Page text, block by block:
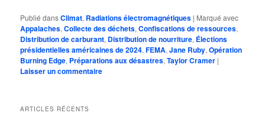
Publié dansClimat, Radiations électromagnétiques | Marqué avec
Appalaches,Collecte des déchets,Confiscations de ressources,
Distribution de carburant, Distribution de nourriture, Élections
présidentielles américaines de 2024,FEMA,Jane Ruby,Opération
Burning Edge, Préparations aux désastres,Taylor Cramer |
Laisser un commentaire
ARTICLES RÉCENTS